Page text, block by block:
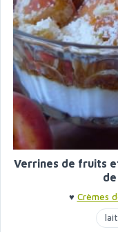
Verrines de fruits
♥ Crèmes